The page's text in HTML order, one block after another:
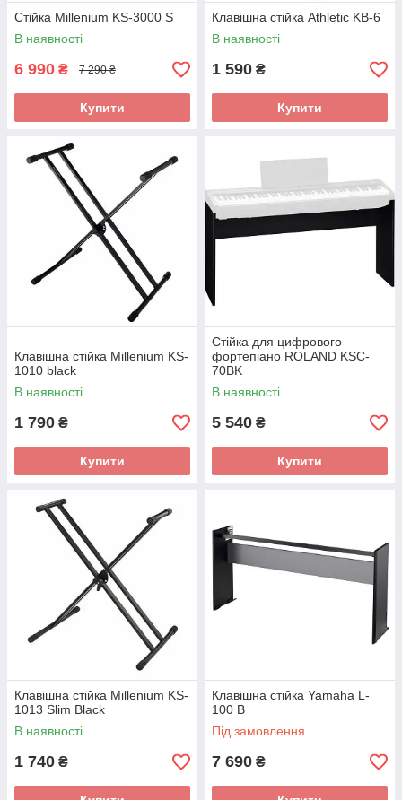
Стійка Millenium KS-3000 S
В наявності
6 990 ₴ 7 290 ₴
Купити
Клавішна стійка Athletic KB-6
В наявності
1 590 ₴
Купити
Клавішна стійка Millenium KS-
1010 black
В наявності
1 790 ₴
Купити
Стійка для цифрового
фортепіано ROLAND KSC-
70BK
В наявності
5 540 ₴
Купити
Клавішна стійка Millenium KS-
1013 Slim Black
В наявності
1 740 ₴
Клавішна стійка Yamaha L-
100 B
Під замовлення
7 690 ₴